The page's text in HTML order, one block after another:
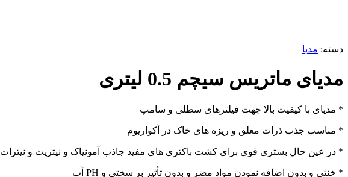
دسته: مدیا
مدیای ماتریس سیچم 0.5 لیتری
* مدیای با کیفیت بالا جهت فیلترهای سطلی و سامپ
* مناسب جذب ذرات معلق و ریزه های خاک در آکواریوم
* در عین حال بستری قوی برای کشت باکتری های مفید جاذب آمونیاک و نیتریت و نیترات
* خنثی و بدون اضافه نمودن مواد مضر و بدون تأثیر بر سختی و PH آب